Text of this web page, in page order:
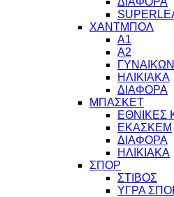
ΧΑΝΤΜΠΟΛ
Α1
Α2
ΓΥΝΑΙΚΩΝ
ΗΛΙΚΙΑΚΑ
ΔΙΑΦΟΡΑ
ΜΠΑΣΚΕΤ
ΕΘΝΙΚΕΣ
ΕΚΑΣΚΕΜ
ΔΙΑΦΟΡΑ
ΗΛΙΚΙΑΚΑ
ΣΠΟΡ
ΣΤΙΒΟΣ
ΥΓΡΑ